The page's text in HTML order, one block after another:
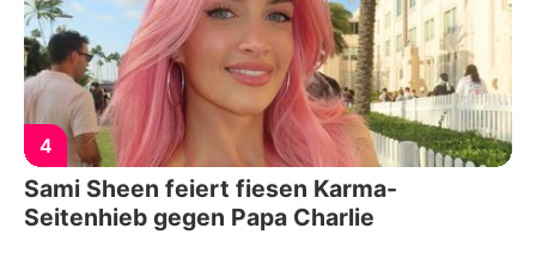
4
Sami Sheen feiert fiesen Karma-
Seitenhieb gegen Papa Charlie